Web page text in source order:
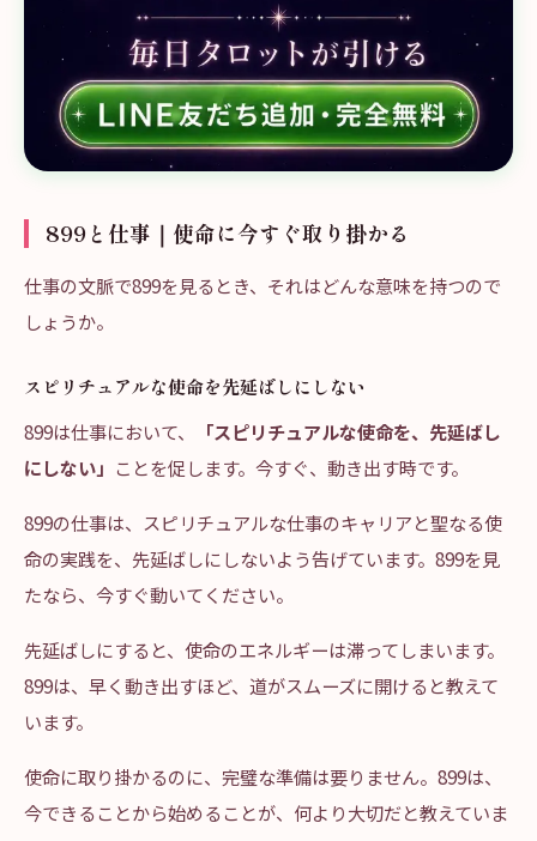
899と仕事｜使命に今すぐ取り掛かる
仕事の文脈で899を見るとき、それはどんな意味を持つので
しょうか。
スピリチュアルな使命を先延ばしにしない
899は仕事において、
「スピリチュアルな使命を、先延ばし
にしない」 ことを促します。今すぐ、動き出す時です。
899の仕事は、スピリチュアルな仕事のキャリアと聖なる使
命の実践を、先延ばしにしないよう告げています。899を見
たなら、今すぐ動いてください。
先延ばしにすると、使命のエネルギーは滞ってしまいます。
899は、早く動き出すほど、道がスムーズに開けると教えて
います。
使命に取り掛かるのに、完璧な準備は要りません。899は、
今できることから始めることが、何より大切だと教えていま